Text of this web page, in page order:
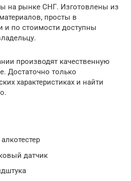
на рынке СНГ. Изготовлены из
просты в
и по стоимости доступны
производят качественную
Достаточно только
характеристиках и найти
датчик